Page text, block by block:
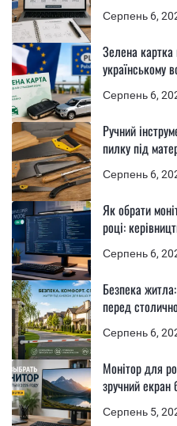
Серпень 6,
Серпень 6,
Зелена
українському
Серпень 6,
Ручний
пилку під
Серпень 6,
Як обрати
році:
Серпень 6,
Безпека
перед
Серпень 5,
Монітор для
зручний екран